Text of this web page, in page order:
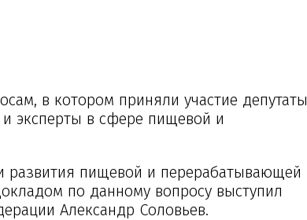
в котором приняли участие депутаты
и эксперты в сфере пищевой и
развития пищевой и перерабатывающей
по данному вопросу выступил
Александр Соловьев.